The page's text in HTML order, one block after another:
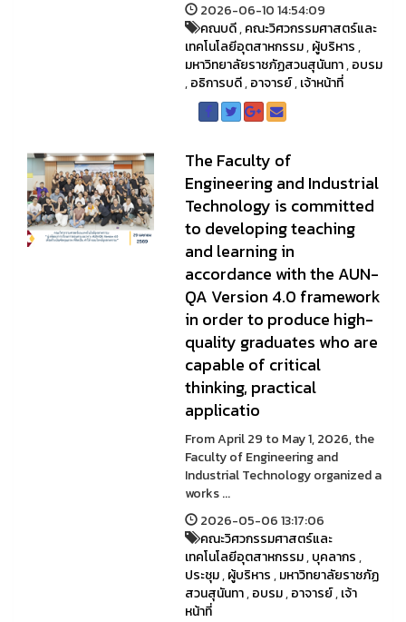
2026-06-10 14:54:09
คณบดี,คณะวิศวกรรมศาสตร์และ
เทคโนโลยีอุตสาหกรรม,ผู้บริหาร,
มหาวิทยาลัยราชภัฏสวนสุนันทา,อบรม
,อธิการบดี,อาจารย์,เจ้าหน้าที่
The Faculty of
Engineering and Industrial
Technology is committed
to developing teaching
and learning in
accordance with the AUN-
QA Version 4.0 framework
in order to produce high-
quality graduates who are
capable of critical
thinking, practical
applicatio
From April 29 to May 1, 2026, the
Faculty of Engineering and
Industrial Technology organized a
works ...
2026-05-06 13:17:06
คณะวิศวกรรมศาสตร์และ
เทคโนโลยีอุตสาหกรรม,บุคลากร,
ประชุม,ผู้บริหาร,มหาวิทยาลัยราชภัฏ
สวนสุนันทา,อบรม,อาจารย์,เจ้า
หน้าที่